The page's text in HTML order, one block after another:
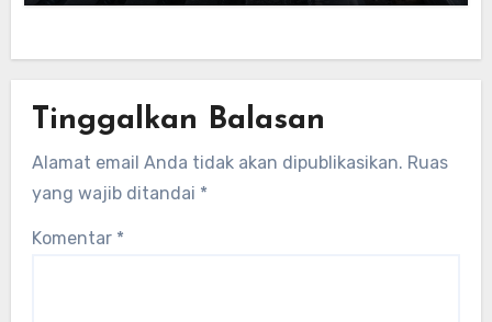
Tinggalkan Balasan
Alamat email Anda tidak akan dipublikasikan. Ruas
yang wajib ditandai *
Komentar *